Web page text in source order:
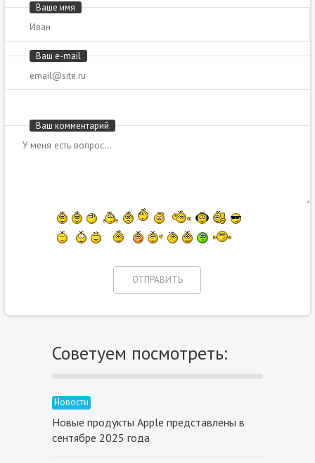
Ваше имя
Ваш e-mail
Ваш комментарий
Советуем посмотреть:
Новости
Новые продукты Apple представлены в
сентябре 2025 года